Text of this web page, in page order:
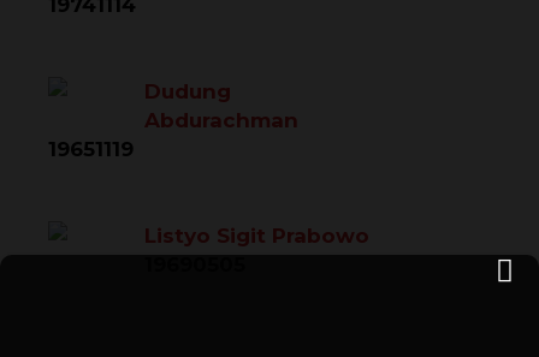
19741114
Dudung
Abdurachman
19651119
Listyo Sigit Prabowo